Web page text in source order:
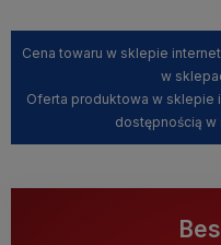
Cena towaru w sklepie
w
Oferta produktowa w sklepie
dostępnością w